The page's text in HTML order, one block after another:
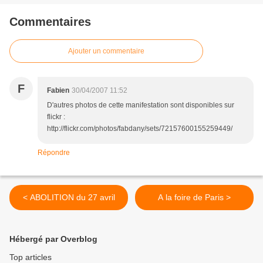
Commentaires
Ajouter un commentaire
F Fabien 30/04/2007 11:52
D'autres photos de cette manifestation sont disponibles sur
flickr :
http://flickr.com/photos/fabdany/sets/72157600155259449/
Répondre
< ABOLITION du 27 avril A la foire de Paris >
Hébergé par Overblog
Top articles